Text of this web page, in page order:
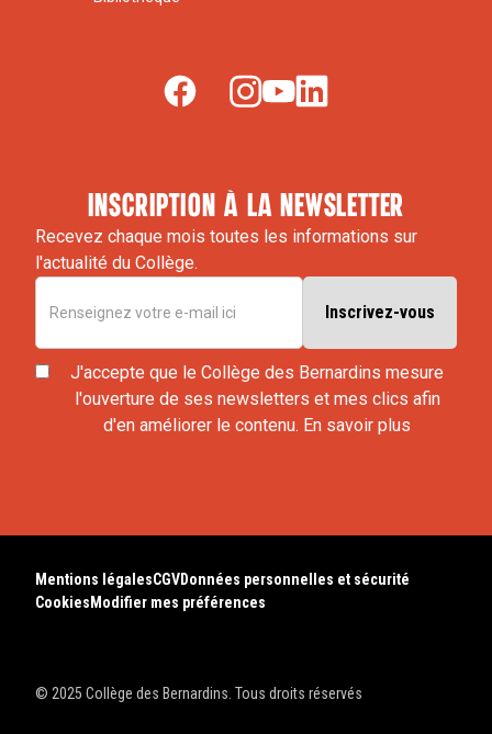
inscription à la newsletter
Recevez chaque mois toutes les informations sur
l'actualité du Collège.
J'accepte que le Collège des Bernardins mesure
l'ouverture de ses newsletters et mes clics afin
d'en améliorer le contenu. En savoir plus
© 2025 Collège des Bernardins. Tous droits réservés
Mentions légalesCGVDonnées personnelles et sécurité
Cookies Modifier mes préférences